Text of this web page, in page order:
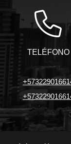
TELÉFONO